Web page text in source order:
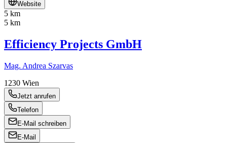
Website
5 km
5 km
Efficiency Projects GmbH
Mag. Andrea Szarvas
1230 Wien
Jetzt anrufen
Telefon
E-Mail schreiben
E-Mail